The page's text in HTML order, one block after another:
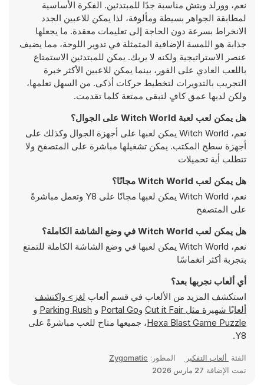
نعم، وورلد ويتش مناسبة جدًا للمبتدئين. الفكرة الأساسية
لمطابقة الجواهر بسيطة ومألوفة، لذا يمكن للاعبين الجدد
الانخراط بسرعة دون الحاجة إلى تعليمات معقدة. ما يجعلها
جذابة هو اللمسة الإضافية المتمثلة في تدوير اللوحة، مما يضيف
عنصر الاستراتيجية ولكنه لا يربك. يمكن للمبتدئين الاستمتاع
باللعب العادي على الفور، بينما يمكن للاعبين الأكثر خبرة
التجريب بالتدويرات لتخطيط حركات أذكى. من السهل تعلمها،
ولكن لديها عمق كافٍ لتبقى ممتعة كلما تقدمت.
هل يمكن لعب لعبة Witch World على الجوال؟
نعم، Witch World يمكن لعبها على أجهزة الجوال وكذلك على
أجهزة سطح المكتب. يمكن تشغيلها مباشرة على المتصفح ولا
تتطلب أية تحميلات
هل يمكن لعب Witch World مجانًا؟
نعم، Witch World يمكن لعبها مجانًا على Y8 وتعمل مباشرةً
على المتصفح
هل يمكن لعب Witch World في وضع الشاشة الكاملة؟
نعم، Witch World يمكن لعبها في وضع الشاشة الكاملة للتمتع
بتجربة أكثر انغماسًا
أي ألعاب نجربها بعد؟
استكشف المزيد من الألعاب في قسم ألعاب
لغز> واكتشف
ألعابًا شهيرة مثل Cut it Fair وPortal Go و Parking Rush و
Hexa Blast Game Puzzle، جميعها متاح للعب مباشرةً على
Y8.
الفئة ألعاب التفكير المطور: Zygomatic
تمت الإضافة 27 مارس 2026